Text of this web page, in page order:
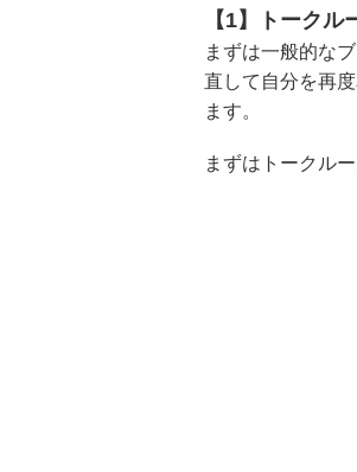
【1】トークル
まずは一般的な
直して自分を再
ます。
まずはトークル